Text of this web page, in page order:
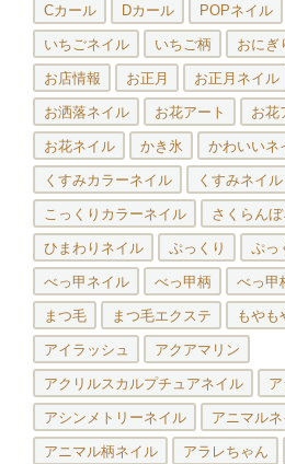
Cカール Dカール POPネイル
いちごネイル いちご柄 おにぎ
お店情報 お正月 お正月ネイル
お洒落ネイル お花アート お花
お花ネイル かき氷 かわいいネ
くすみカラーネイル くすみネイル
こっくりカラーネイル さくらん
ひまわりネイル ぷっくり ぷっ
べっ甲ネイル べっ甲柄 べっ甲
まつ毛 まつ毛エクステ もやも
アイラッシュ アクアマリン
アクリルスカルプチュアネイル
アシンメトリーネイル アニマル
アニマル柄ネイル アラレちゃん